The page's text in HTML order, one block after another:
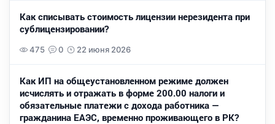
Как списывать стоимость лицензии нерезидента при
сублицензировании?
475 0 22 июня 2026
Как ИП на общеустановленном режиме должен
исчислять и отражать в форме 200.00 налоги и
обязательные платежи с дохода работника —
гражданина ЕАЭС, временно проживающего в РК?